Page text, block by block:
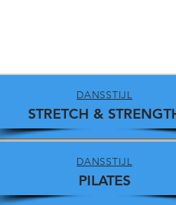
DANSSTIJL
STRETCH &
DANSSTIJL
PILATES